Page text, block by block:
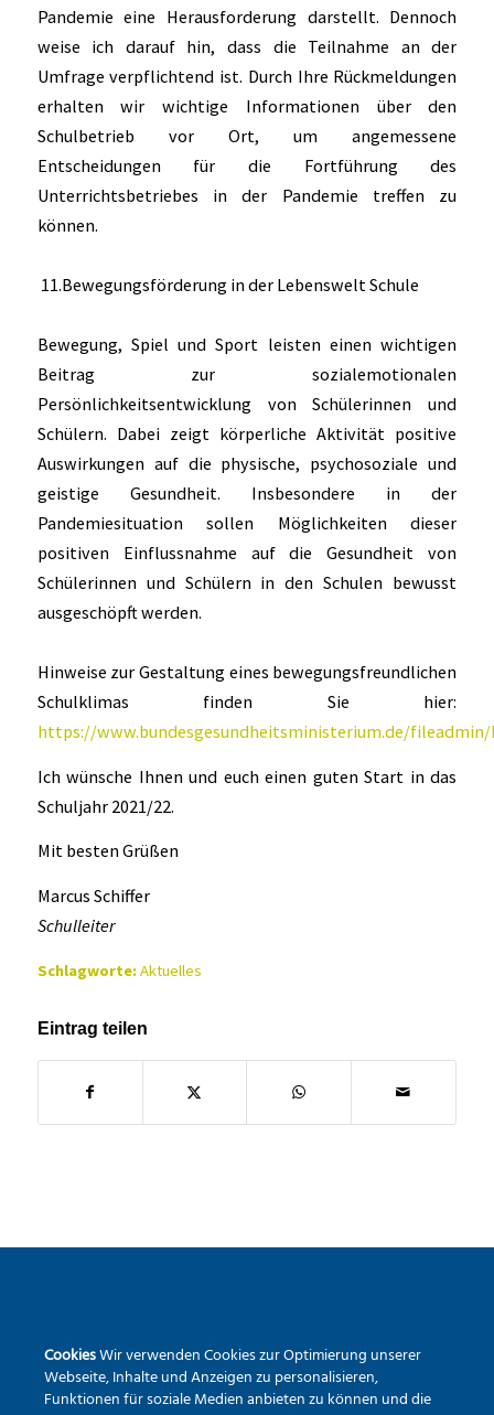
Pandemie eine Herausforderung darstellt. Dennoch
weise ich darauf hin, dass die Teilnahme an der
Umfrage verpflichtend ist. Durch Ihre Rückmeldungen
erhalten wir wichtige Informationen über den
Schulbetrieb vor Ort, um angemessene
Entscheidungen für die Fortführung des
Unterrichtsbetriebes in der Pandemie treffen zu
können.
11.Bewegungsförderung in der Lebenswelt Schule
Bewegung, Spiel und Sport leisten einen wichtigen
Beitrag zur sozialemotionalen
Persönlichkeitsentwicklung von Schülerinnen und
Schülern. Dabei zeigt körperliche Aktivität positive
Auswirkungen auf die physische, psychosoziale und
geistige Gesundheit. Insbesondere in der
Pandemiesituation sollen Möglichkeiten dieser
positiven Einflussnahme auf die Gesundheit von
Schülerinnen und Schülern in den Schulen bewusst
ausgeschöpft werden.
Hinweise zur Gestaltung eines bewegungsfreundlichen
Schulklimas finden Sie hier:
https://www.bundesgesundheitsministerium.de/
Ich wünsche Ihnen und euch einen guten Start in das
Schuljahr 2021/22.
Mit besten Grüßen
Marcus Schiffer
Schulleiter
Schlagworte:Aktuelles
Eintrag teilen
Pietrapaola-Platz 4
59581 Warstein
CookiesWir verwenden Cookies zur Optimierung unserer
Webseite, Inhalte und Anzeigen zu personalisieren,
Funktionen für soziale Medien anbieten zu können und die